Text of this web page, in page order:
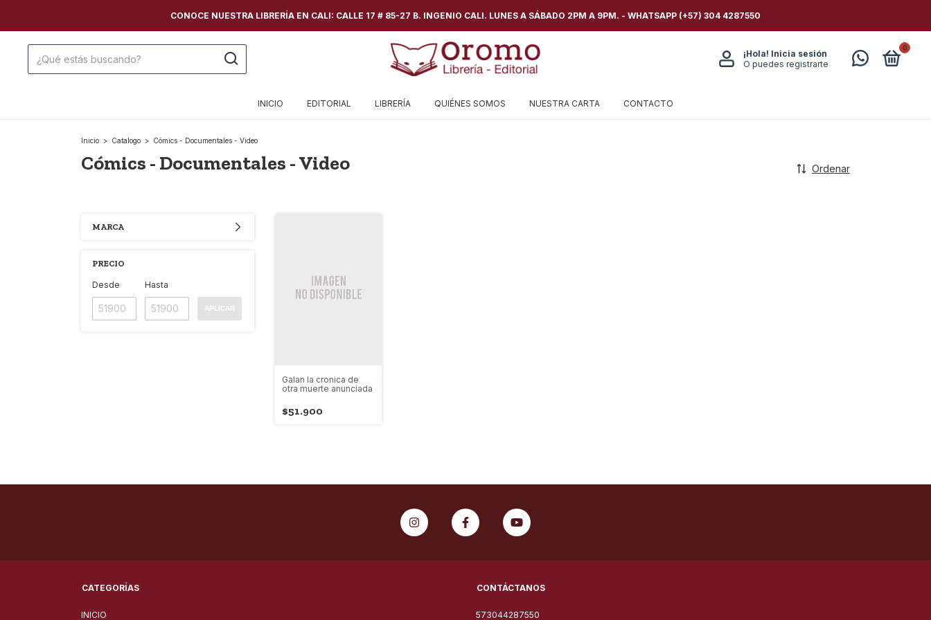
CONOCE NUESTRA LIBRERÍA EN CALI: CALLE 17 # 85-27 B. INGENIO CALI. LUNES A SÁBADO 2PM A 9PM. - WHATSAPP (+57) 304 4287550
¡Hola! Inicia sesión
O puedes registrarte
0
INICIO EDITORIAL LIBRERÍA QUIÉNES SOMOS NUESTRA CARTA CONTACTO
Inicio > Catalogo > Cómics - Documentales - Video
Cómics - Documentales - Video Ordenar
MARCA
PRECIO
Desde Hasta
APLICAR
Galan la cronica de
otra muerte anunciada
$51.900
CATEGORÍAS
INICIO
CONTÁCTANOS
573044287550